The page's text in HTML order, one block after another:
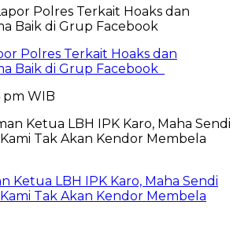
Polres Terkait Hoaks dan
Baik di Grup Facebook
pm WIB
Ketua LBH IPK Karo, Maha Sendi
Tak Akan Kendor Membela